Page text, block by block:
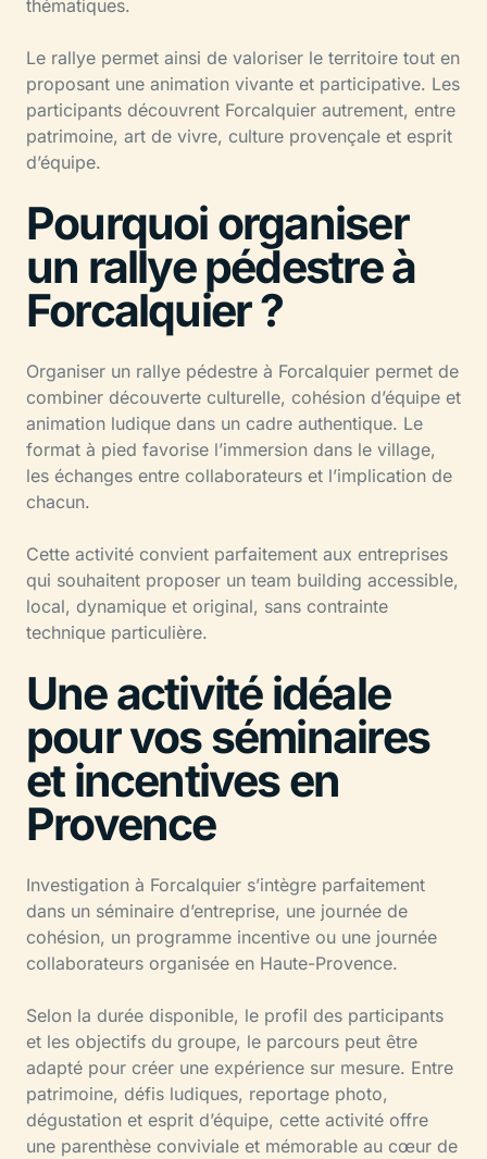
thématiques.
Le rallye permet ainsi de valoriser le territoire tout en
proposant une animation vivante et participative. Les
participants découvrent Forcalquier autrement, entre
patrimoine, art de vivre, culture provençale et esprit
d’équipe.
Pourquoi organiser
un rallye pédestre à
Forcalquier ?
Organiser un rallye pédestre à Forcalquier permet de
combiner découverte culturelle, cohésion d’équipe et
animation ludique dans un cadre authentique. Le
format à pied favorise l’immersion dans le village,
les échanges entre collaborateurs et l’implication de
chacun.
Cette activité convient parfaitement aux entreprises
qui souhaitent proposer un team building accessible,
local, dynamique et original, sans contrainte
technique particulière.
Une activité idéale
pour vos séminaires
et incentives en
Provence
Investigation à Forcalquier s’intègre parfaitement
dans un séminaire d’entreprise, une journée de
cohésion, un programme incentive ou une journée
collaborateurs organisée en Haute-Provence.
Selon la durée disponible, le profil des participants
et les objectifs du groupe, le parcours peut être
adapté pour créer une expérience sur mesure. Entre
patrimoine, défis ludiques, reportage photo,
dégustation et esprit d’équipe, cette activité offre
une parenthèse conviviale et mémorable au cœur de